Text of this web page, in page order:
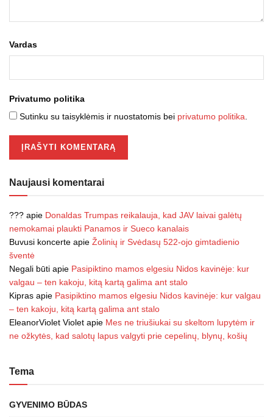
Vardas
Privatumo politika
Sutinku su taisyklėmis ir nuostatomis bei privatumo politika
Naujausi komentarai
??? apie Donaldas Trumpas reikalauja, kad JAV laivai galėtų
nemokamai plaukti Panamos ir Sueco kanalais
Buvusi koncerte apie Žolinių ir Svėdasų 522-ojo gimtadienio
šventė
Negali būti apie Pasipiktino mamos elgesiu Nidos kavinėje: kur
valgau – ten kakoju, kitą kartą galima ant stalo
Kipras apie Pasipiktino mamos elgesiu Nidos kavinėje: kur valgau
– ten kakoju, kitą kartą galima ant stalo
EleanorViolet Violet apie Mes ne triušiukai su skeltom lupytėm ir
ne ožkytės, kad salotų lapus valgyti prie cepelinų, blynų, košių
Tema
GYVENIMO BŪDAS